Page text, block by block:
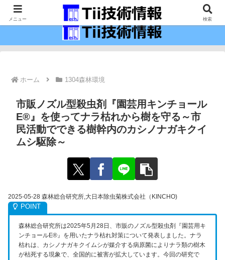
最新の科学技術の情報インフラ。
ホーム 1304森林環境
市販ノズル型殺虫剤『園芸用キンチョール
E®』を使ってナラ枯れから樹を守る～市
民活動でできる樹幹内のカシノナガキクイ
ムシ駆除～
2025-05-28 森林総合研究所,大日本除虫菊株式会社（KINCHO)
森林総合研究所は2025年5月28日、市販のノズル型殺虫剤『園芸用キ
ンチョールE®』を用いたナラ枯れ対策について発表しました。ナラ
枯れは、カシノナガキクイムシが媒介する病原菌によりナラ類の樹木
が枯死する現象で、全国的に被害が拡大しています。今回の研究で
メニュー 検索